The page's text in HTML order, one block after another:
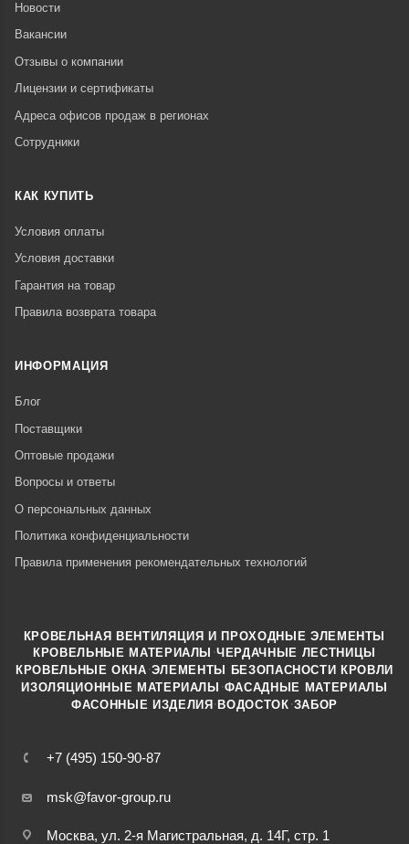
Новости
Вакансии
Отзывы о компании
Лицензии и сертификаты
Адреса офисов продаж в регионах
Сотрудники
КАК КУПИТЬ
Условия оплаты
Условия доставки
Гарантия на товар
Правила возврата товара
ИНФОРМАЦИЯ
Блог
Поставщики
Оптовые продажи
Вопросы и ответы
О персональных данных
Политика конфиденциальности
Правила применения рекомендательных технологий
+7 (495) 150-90-87
msk@favor-group.ru
Москва, ул. 2-я Магистральная, д. 14Г, стр. 1
КРОВЕЛЬНАЯ ВЕНТИЛЯЦИЯ И ПРОХОДНЫЕ ЭЛЕМЕНТЫ
КРОВЕЛЬНЫЕ МАТЕРИАЛЫ ·ЧЕРДАЧНЫЕ ЛЕСТНИЦЫ
КРОВЕЛЬНЫЕ ОКНА ·ЭЛЕМЕНТЫ БЕЗОПАСНОСТИ КРОВЛИ
ИЗОЛЯЦИОННЫЕ МАТЕРИАЛЫ ·ФАСАДНЫЕ МАТЕРИАЛЫ
ФАСОННЫЕ ИЗДЕЛИЯ ·ВОДОСТОК ·ЗАБОР